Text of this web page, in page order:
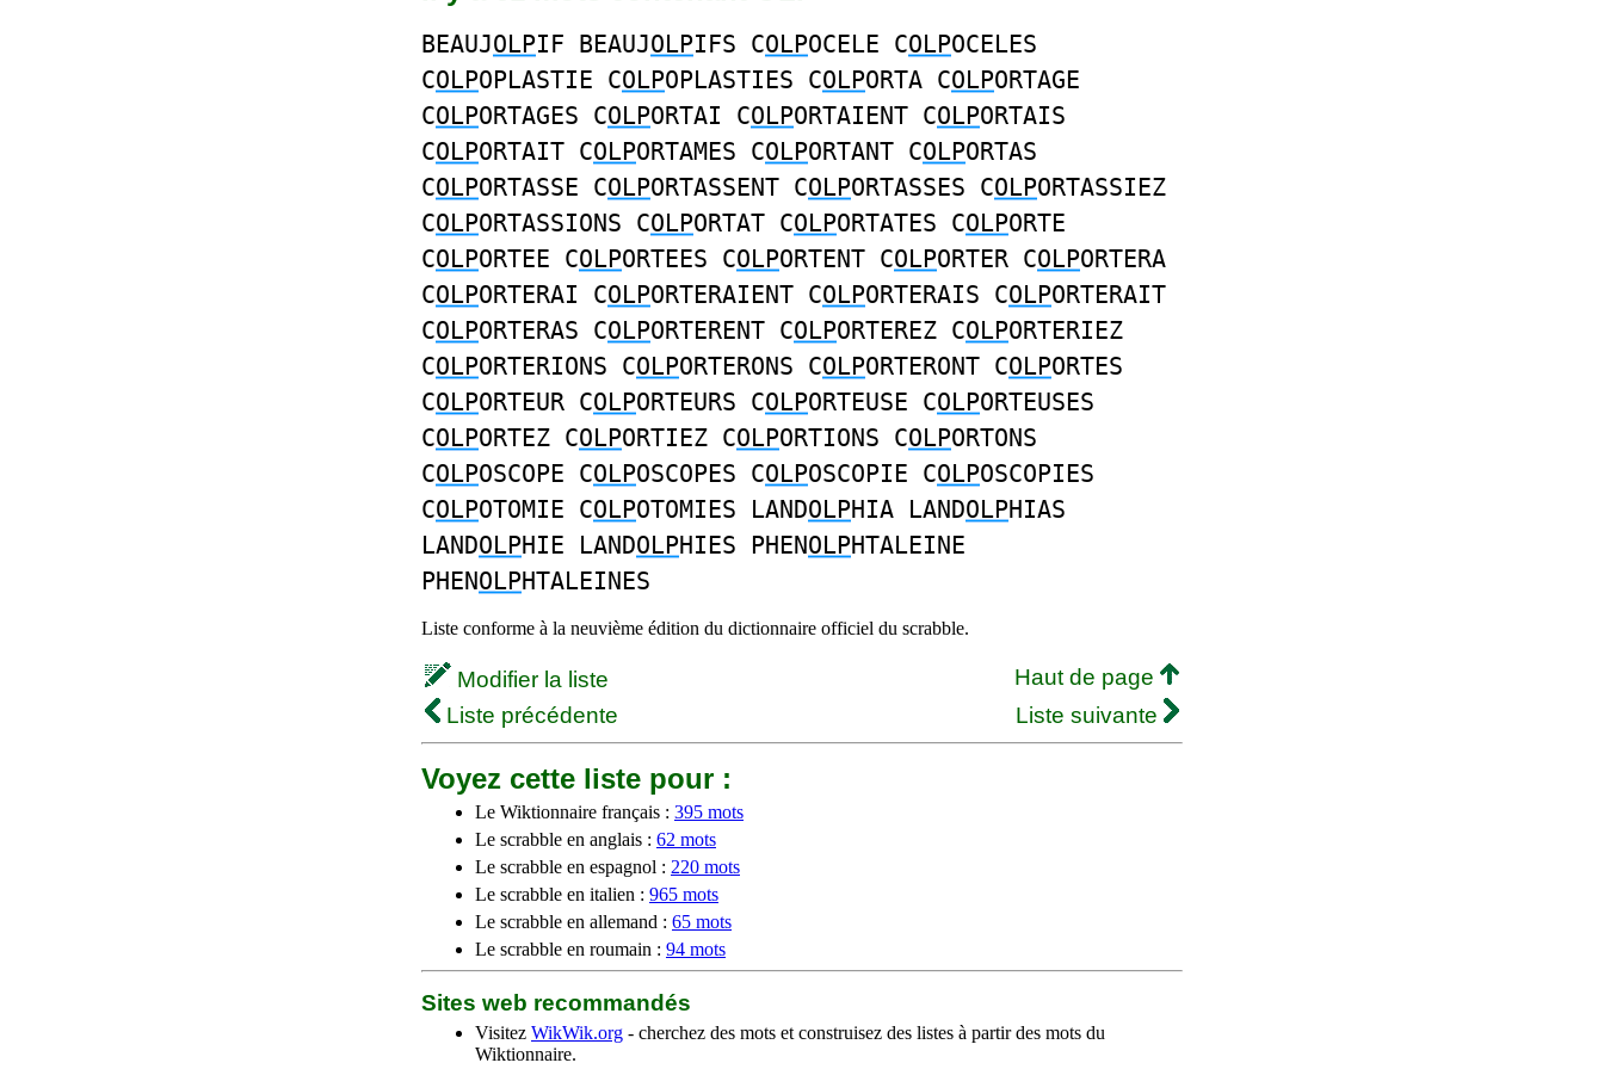
BEAUJOLPIF BEAUJOLPIFS COLPOCELE COLPOCELES
COLPOPLASTIE COLPOPLASTIES COLPORTA COLPORTAGE
COLPORTAGES COLPORTAI COLPORTAIENT COLPORTAIS
COLPORTAIT COLPORTAMES COLPORTANT COLPORTAS
COLPORTASSE COLPORTASSENT COLPORTASSES COLPORTASSIEZ
COLPORTASSIONS COLPORTAT COLPORTATES COLPORTE
COLPORTEE COLPORTEES COLPORTENT COLPORTER COLPORTERA
COLPORTERAI COLPORTERAIENT COLPORTERAIS COLPORTERAIT
COLPORTERAS COLPORTERENT COLPORTEREZ COLPORTERIEZ
COLPORTERIONS COLPORTERONS COLPORTERONT COLPORTES
COLPORTEUR COLPORTEURS COLPORTEUSE COLPORTEUSES
COLPORTEZ COLPORTIEZ COLPORTIONS COLPORTONS
COLPOSCOPE COLPOSCOPES COLPOSCOPIE COLPOSCOPIES
COLPOTOMIE COLPOTOMIES LANDOLPHIA LANDOLPHIAS
LANDOLPHIE LANDOLPHIES PHENOLPHTALEINE
PHENOLPHTALEINES
Liste conforme à la neuvième édition du dictionnaire officiel du scrabble.
Modifier la liste
Haut de page
Liste précédente
Liste suivante
Voyez cette liste pour :
Le Wiktionnaire français : 395 mots
Le scrabble en anglais : 62 mots
Le scrabble en espagnol : 220 mots
Le scrabble en italien : 965 mots
Le scrabble en allemand : 65 mots
Le scrabble en roumain : 94 mots
Sites web recommandés
Visitez WikWik.org - cherchez des mots et construisez des listes à partir des mots du
Wiktionnaire.